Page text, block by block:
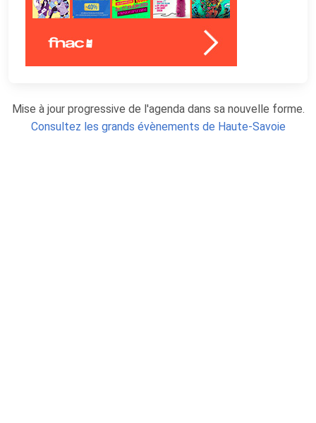
Mise à jour progressive de l'agenda dans sa nouvelle forme.
Consultez les grands évènements de Haute-Savoie